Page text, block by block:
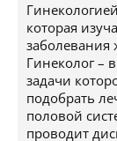
которая
заболевания
Гинеколог –
задачи
подобрать
половой
проводит